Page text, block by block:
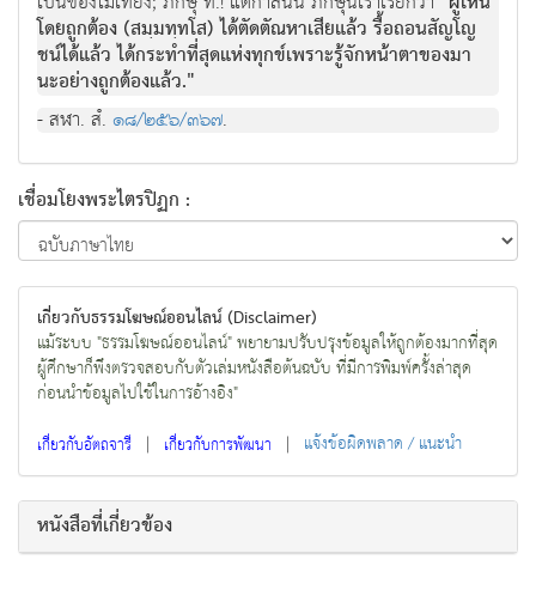
โดยถูกตอง (สมฺมทฺทโส) ไดตัดตัณหาเสียแลว รื้อถอนสัญโญ
ชนไดแลว ไดกระทําที่สุดแหงทุกขเพราะรูจักหนาตาของมา
นะอยางถูกตองแลว."
- สฬา. สํ. ๑๘/๒๕๖/๓๖๗.
เชื่อมโยงพระไตรปิฏก :
เกี่ยวกับธรรมโฆษณ์ออนไลน์ (Disclaimer)
แม้ระบบ "ธรรมโฆษณ์ออนไลน์" พยายามปรับปรุงข้อมูลให้ถูกต้องมากที่สุด
ผู้ศึกษาก็พึงตรวจสอบกับตัวเล่มหนังสือต้นฉบับ ที่มีการพิมพ์ครั้งล่าสุด
ก่อนนำข้อมูลไปใช้ในการอ้างอิง"
เกี่ยวกับอัตถจารี | เกี่ยวกับการพัฒนา | แจ้งข้อผิดพลาด / แนะนำ
หนังสือที่เกี่ยวข้อง